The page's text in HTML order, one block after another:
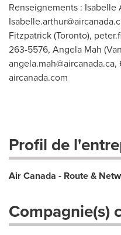
Renseignements : Isabelle
Fitzpatrick (Toronto),
263-5576, Angela Mah
angela.mah@aircanada.ca,
aircanada.com
Profil de
Air Canada - Route &
Compagnie(s)